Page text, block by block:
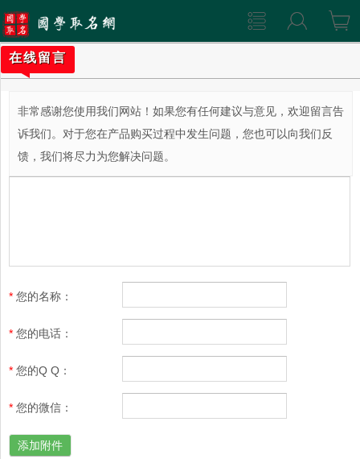
在线留言
非常感谢您使用我们网站！如果您有任何建议与意见，欢迎留言告
诉我们。对于您在产品购买过程中发生问题，您也可以向我们反
馈，我们将尽力为您解决问题。
* 您的名称 ：
* 您的电话 ：
* 您的Q Q ：
* 您的微信 ：
添加附件